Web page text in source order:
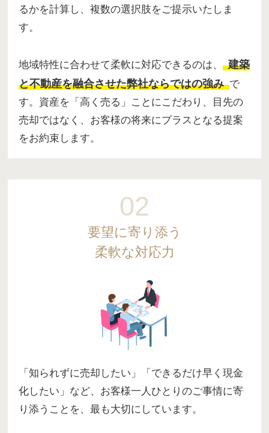
るかを計算し、複数の選択肢をご提示いたしま
す。
地域特性に合わせて柔軟に対応できるのは、 建築
と不動産を融合させた弊社ならではの強み で
す。資産を「高く売る」ことにこだわり、目先の
売却ではなく、お客様の将来にプラスとなる提案
をお約束します。
02
要望に寄り添う
柔軟な対応力
「知られずに売却したい」「できるだけ早く現金
化したい」など、お客様一人ひとりのご事情に寄
り添うことを、最も大切にしています。